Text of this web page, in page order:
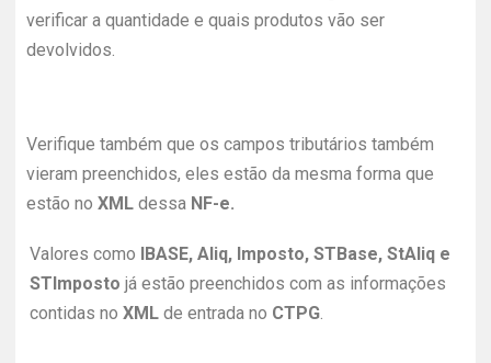
verificar a quantidade e quais produtos vão ser
devolvidos.
Verifique também que os campos tributários também
vieram preenchidos, eles estão da mesma forma que
estão no XML dessa NF-e.
Valores como IBASE, Aliq, Imposto, STBase, StAliq e
STImposto já estão preenchidos com as informações
contidas no XML de entrada no CTPG.